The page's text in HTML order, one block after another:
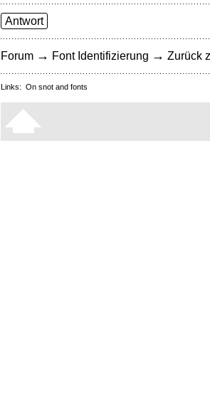
Antwort
Forum → Font Identifizierung → Zurück
Links: On snot and fonts